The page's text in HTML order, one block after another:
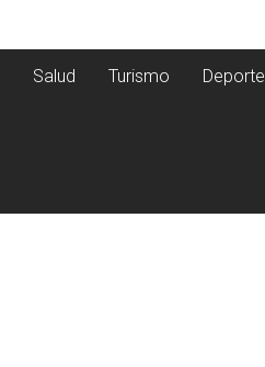
Salud Turismo Deporte